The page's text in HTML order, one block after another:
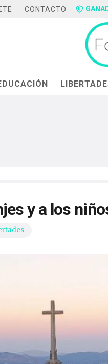
CONTACTO
y a los